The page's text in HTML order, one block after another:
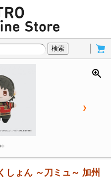
検索
しょん ～刀ミュ～ 加州